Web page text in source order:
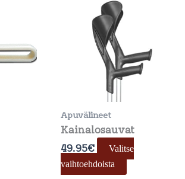
Apuvälineet
Kainalosauvat
49.95€
Valitse
vaihtoehdoista
useampi
muunnelma.
tuotteen